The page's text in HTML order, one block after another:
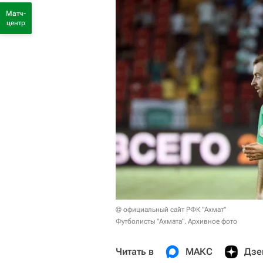
© официальный сайт РФК "Ахмат"
Футболисты "Ахмата". Архивное фото
Читать в МАКС
Матч-
центр